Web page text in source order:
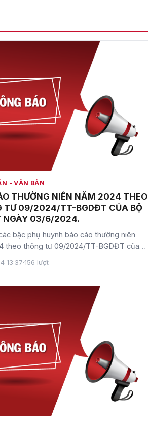
- VĂN BẢN
THƯỜNG NIÊN NĂM 2024 THEO
TƯ 09/2024/TT-BGDĐT CỦA BỘ
NGÀY 03/6/2024.
bậc phụ huynh báo cáo thường niên
theo thông tư 09/2024/TT-BGDĐT của
ngày 03/6/…
13:37·156 lượt